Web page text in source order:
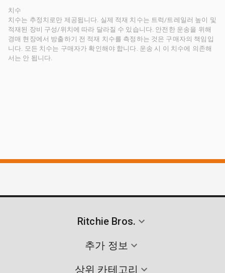
치수
치수는 추정치로만 제공됩니다. 실제 적재 치수는 트럭/트레일러 높이 및
적재된 장비 구성/위치에 따라 달라질 수 있습니다. 안전한 운송을 위해
경매 현장에서 방출하기 전 적재 치수를 측정하는 것은 구매자의 책임입
니다. 모든 치수는 구매자가 확인해야 합니다. 운송 시 이 치수에 의존해
서는 안 됩니다.
Ritchie Bros.
추가 정보
상위 카테고리